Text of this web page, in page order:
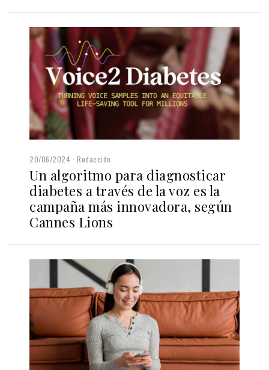
20/06/2024 Redacción
Un algoritmo para diagnosticar
diabetes a través de la voz es la
campaña más innovadora, según
Cannes Lions